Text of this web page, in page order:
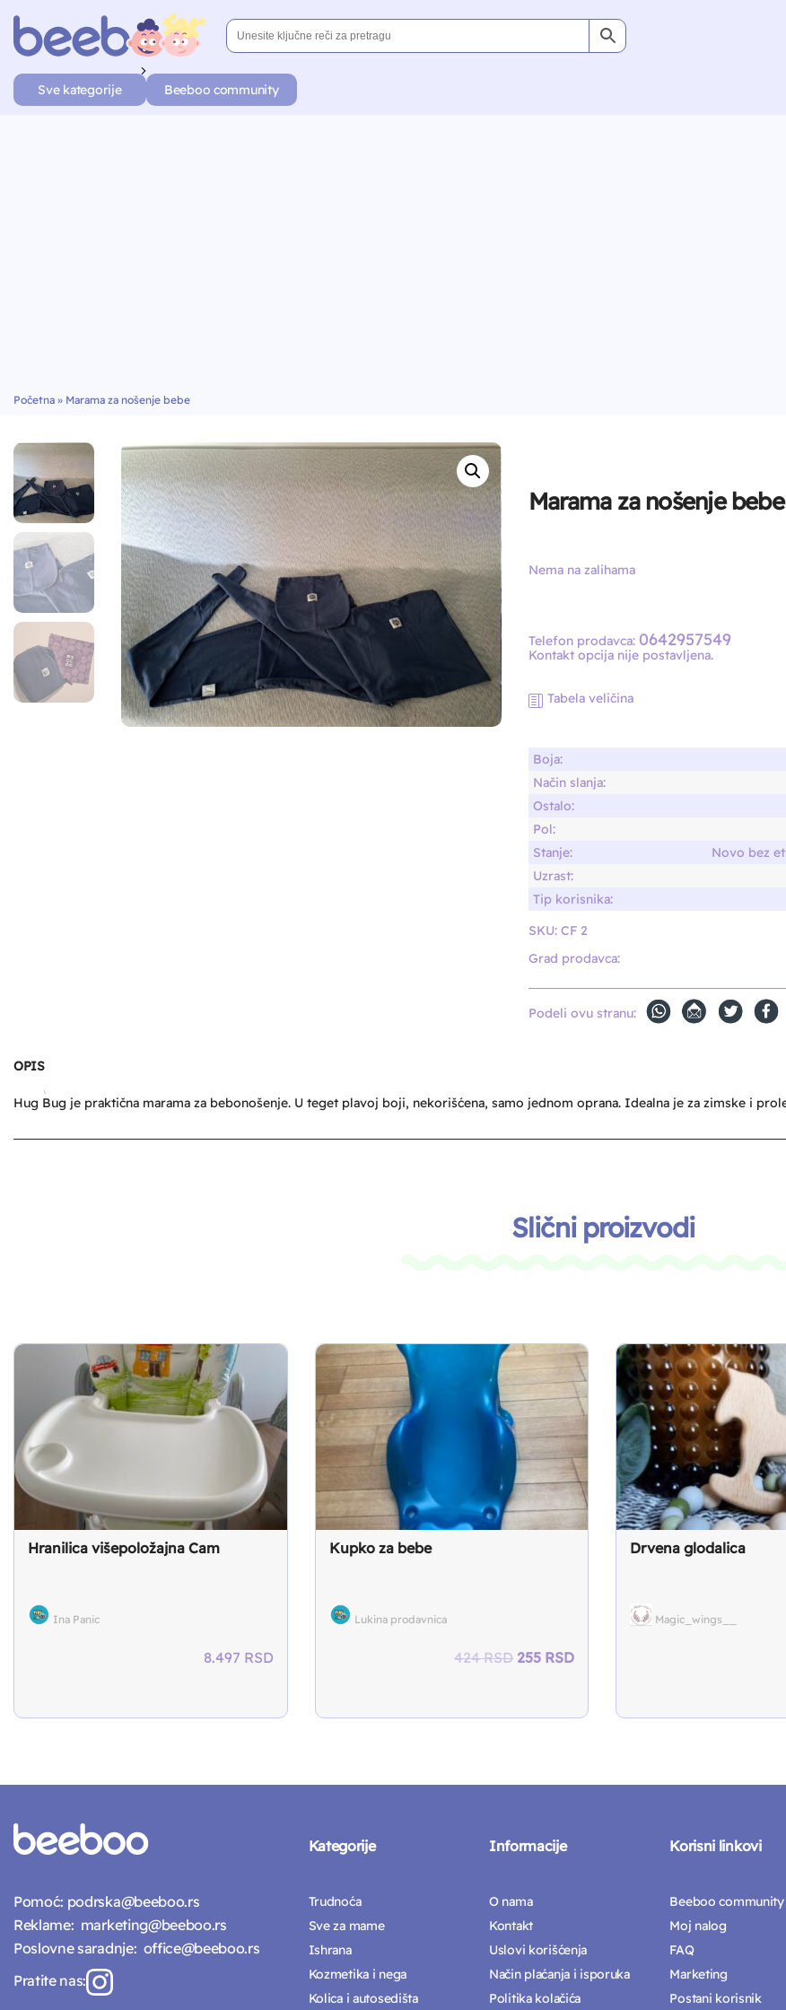
Sve kategorije Beeboo community
Početna » Marama za nošenje bebe
Marama za nošenje bebe
Nema na zalihama
Telefon prodavca: 0642957549
Kontakt opcija nije postavljena.
Tabela veličina
Boja:
Način slanja:
Ostalo:
Pol:
Stanje:
Novo bez
Uzrast:
Tip korisnika:
SKU: CF 2
Grad prodavca:
Podeli ovu stranu:
OPIS
Hug Bug je praktična marama za bebonošenje. U teget plavoj boji, nekorišćena, samo jednom oprana. Idealna je za zimske i
Slični proizvodi
Hranilica višepoložajna Cam
Ina Panic
8.497 RSD
Kupko za bebe
Lukina prodavnica
424RSD Original
255 RSDCurrent
255 RSD.
Drvena glodalica
Magic_wings__
Pomoć: podrska@beeboo.rs
Reklame: marketing@beeboo.rs
Poslovne saradnje: office@beeboo.rs
Pratite nas:
Kategorije
Trudnoća
Sve za mame
Ishrana
Kozmetika i nega
Kolica i autosedišta
Informacije
O nama
Kontakt
Uslovi korišćenja
Način plaćanja i isporuka
Politika kolačića
Korisni linkovi
Beeboo community
Moj nalog
FAQ
Marketing
Postani korisnik